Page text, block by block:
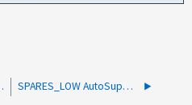
当てる方法 SPARES_LOW AutoSupport通知を無効にする方法